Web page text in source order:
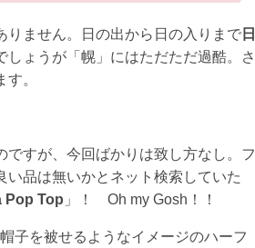
りません。日の出から日の入りまで 日
ょうが「幌」にはただただ過酷。さ
。
すが、今回ばかりは致し方なし。フ
品は無いかとネット検索していた
Pop Top 」！ Oh my Gosh！！
子を被せるようなイメージのハーフ